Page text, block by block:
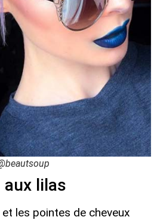
aux lilas
les pointes de cheveux